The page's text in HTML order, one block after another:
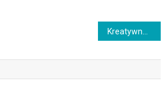
Kreatywne pomysły na aranżację przestrzeni biurowej: Jak stworzyć miejsce sprzyjające produktywności i kreatywności